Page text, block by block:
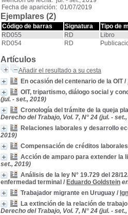
Fecha de aparición: 01/07/2019
Ejemplares (2)
Código de barras Signatura
Tipo de
RD055
RD
Libro
RD054
RD
Artículos
Añadir el resultado a su cesta
En ocasión del centenario de la OIT/
OIT, tripartismo, diálogo social y
(jul. - set., 2019)
Cronología del trámite de la queja
Derecho del Trabajo, Vol. 7, N° 24 (jul. -
Relaciones laborales y desarrollo
2019)
Compensación de créditos laborales
Acción de amparo para extender la
set., 2019)
Análisis de la ley N° 19.729 del 28/
enfermedad terminal / Eduardo Goldstein
Trabajador migrante en Uruguay /
La extinción de la relación de
Derecho del Trabajo, Vol. 7, N° 24 (jul. -